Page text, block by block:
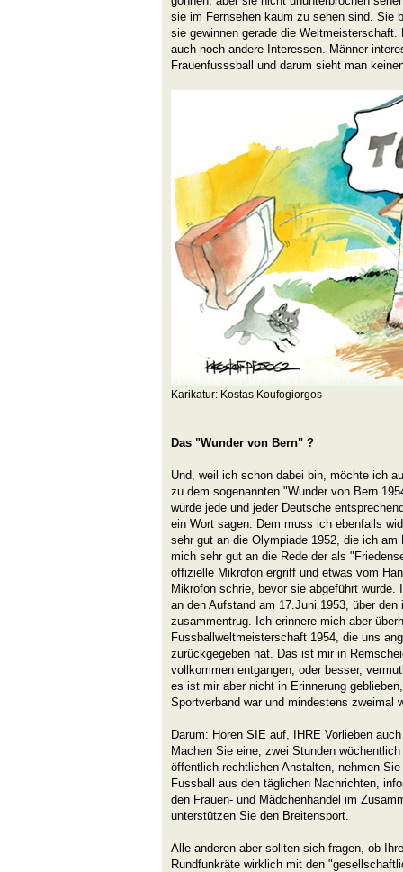
sie im Fernsehen kaum zu sehen sind. Sie
sie gewinnen gerade die Weltmeisterschaft.
auch noch andere Interessen. Männer
Frauenfusssball und darum sieht man
Karikatur: Kostas Koufogiorgos
Das "Wunder von Bern" ?
Und, weil ich schon dabei bin, möchte ich
zu dem sogenannten "Wunder von Bern
würde jede und jeder Deutsche
ein Wort sagen. Dem muss ich ebenfalls
sehr gut an die Olympiade 1952, die ich am
mich sehr gut an die Rede der als
offizielle Mikrofon ergriff und etwas vom
Mikrofon schrie, bevor sie abgeführt wurde.
an den Aufstand am 17.Juni 1953, über
zusammentrug. Ich erinnere mich aber
Fussballweltmeisterschaft 1954, die uns
zurückgegeben hat. Das ist mir in
vollkommen entgangen, oder besser,
es ist mir aber nicht in Erinnerung
Sportverband war und mindestens zweimal
Darum: Hören SIE auf, IHRE Vorlieben
Machen Sie eine, zwei Stunden
öffentlich-rechtlichen Anstalten, nehmen
Fussball aus den täglichen Nachrichten,
den Frauen- und Mädchenhandel im
unterstützen Sie den Breitensport.
Alle anderen aber sollten sich fragen, ob
Rundfunkräte wirklich mit den